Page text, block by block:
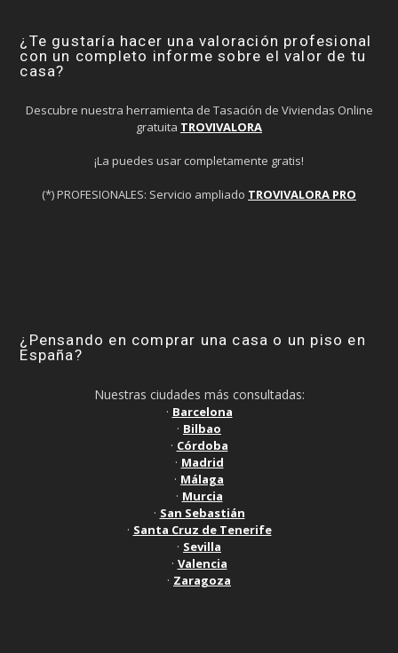
¿Te gustaría hacer una valoración profesional
con un completo informe sobre el valor de tu
casa?
Descubre nuestra herramienta de Tasación de Viviendas Online
gratuita TROVIVALORA
¡La puedes usar completamente gratis!
(*) PROFESIONALES: Servicio ampliado TROVIVALORA PRO
¿Pensando en comprar una casa o un piso en
España?
Nuestras ciudades más consultadas:
· Barcelona
· Bilbao
· Córdoba
· Madrid
· Málaga
· Murcia
· San Sebastián
· Santa Cruz de Tenerife
· Sevilla
· Valencia
· Zaragoza